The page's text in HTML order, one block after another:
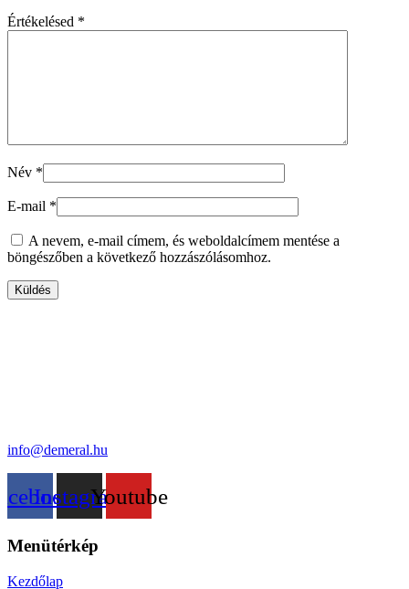
Értékelésed *
Név *
E-mail *
A nevem, e-mail címem, és weboldalcímem mentése a
böngészőben a következő hozzászólásomhoz.
info@demeral.hu
InstagramYoutube
Menütérkép
Kezdőlap